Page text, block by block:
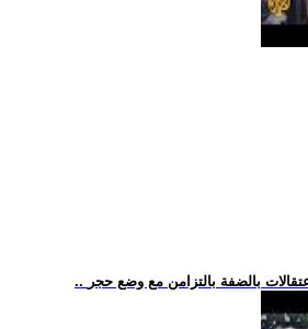
بالضفة بالتزامن مع وضع حجر